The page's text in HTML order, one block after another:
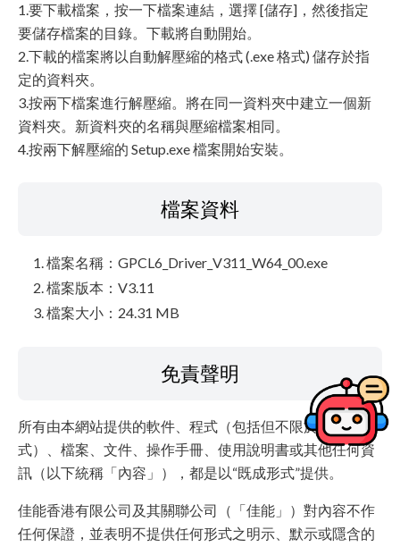
1.要下載檔案，按一下檔案連結，選擇 [儲存]，然後指定
要儲存檔案的目錄。下載將自動開始。
2.下載的檔案將以自動解壓縮的格式 (.exe 格式) 儲存於指
定的資料夾。
3.按兩下檔案進行解壓縮。將在同一資料夾中建立一個新
資料夾。新資料夾的名稱與壓縮檔案相同。
4.按兩下解壓縮的 Setup.exe 檔案開始安裝。
檔案資料
檔案名稱：GPCL6_Driver_V311_W64_00.exe
檔案版本：V3.11
檔案大小：24.31 MB
免責聲明
所有由本網站提供的軟件、程式（包括但不限於驅動程
式）、檔案、文件、操作手冊、使用說明書或其他任何資
訊（以下統稱「內容」），都是以“既成形式”提供。
佳能香港有限公司及其關聯公司（「佳能」）對內容不作
任何保證，並表明不提供任何形式之明示、默示或隱含的